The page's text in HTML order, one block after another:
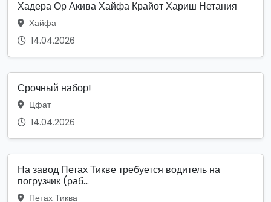
Хадера Ор Акива Хайфа Крайот Хариш Нетания
Хайфа
14.04.2026
Срочный набор!
Цфат
14.04.2026
На завод Петах Тикве требуется водитель на
погрузчик (раб...
Петах Тиква